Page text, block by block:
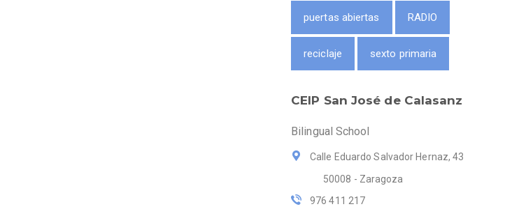
puertas abiertas RADIO
reciclaje sexto primaria
CEIP San José de Calasanz
Bilingual School
Calle Eduardo Salvador Hernaz, 43
50008 - Zaragoza
976 411 217